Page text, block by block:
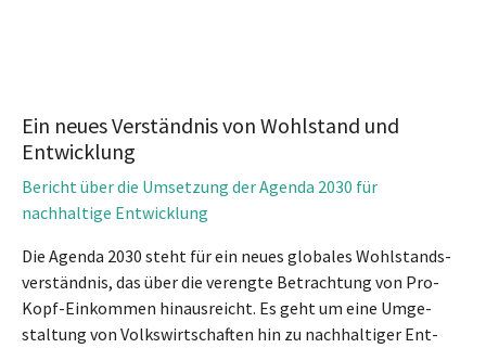
Ein neues Verständnis von Wohlstand und
Entwicklung
Bericht über die Umsetzung der Agenda 2030 für
nachhaltige Entwicklung
Die Agenda 2030 steht für ein neues glo­bales Wohl­stands­
ver­ständnis, das über die ver­engte Be­trach­tung von Pro-
Kopf-Ein­kommen hinaus­reicht. Es geht um eine Um­ge­
staltung von Volks­wirt­schaften hin zu nach­haltiger Ent­